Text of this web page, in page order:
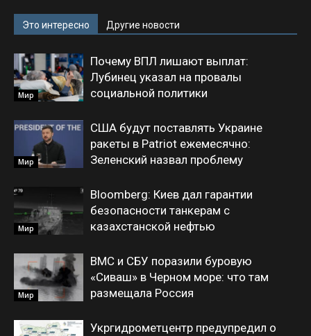
Это интересно Другие новости
Мир
Почему ВПЛ лишают выплат:
Лубинец указал на провалы
социальной политики
Мир
США будут поставлять Украине
ракеты в Patriot ежемесячно:
Зеленский назвал проблему
Мир
Bloomberg: Киев дал гарантии
безопасности танкерам с
казахстанской нефтью
Мир
ВМС и СБУ поразили буровую
«Сиваш» в Черном море: что там
размещала Россия
Укргидрометцентр предупредил о